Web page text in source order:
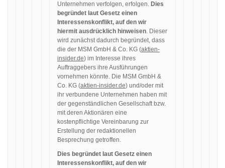
Unternehmen verfolgen, erfolgen. Dies
begründet laut Gesetz einen
Interessenskonflikt, auf den wir
hiermit ausdrücklich hinweisen. Dieser
wird zunächst dadurch begründet, dass
die der MSM GmbH & Co. KG (aktien-
insider.de) im Interesse ihres
Auftraggebers ihre Ausführungen
vornehmen könnte. Die MSM GmbH &
Co. KG (aktien-insider.de) und/oder mit
ihr verbundene Unternehmen haben mit
der gegenständlichen Gesellschaft bzw.
mit deren Aktionären eine
kostenpflichtige Vereinbarung zur
Erstellung der redaktionellen
Besprechung getroffen.
Dies begründet laut Gesetz einen
Interessenskonflikt, auf den wir